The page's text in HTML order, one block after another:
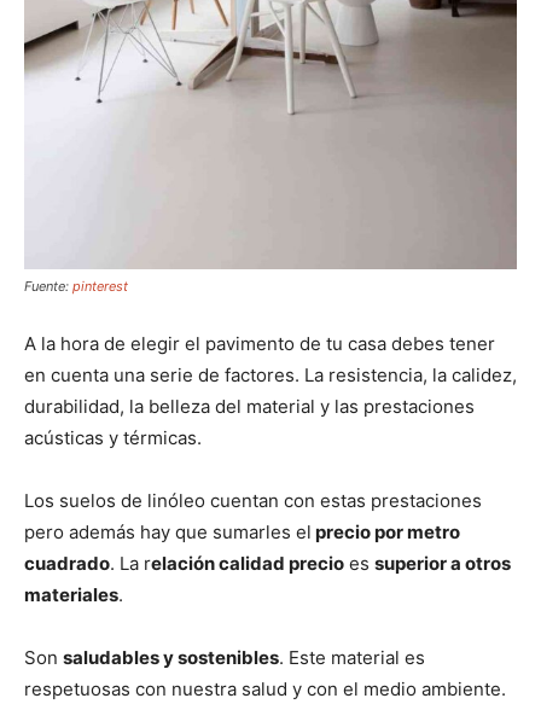
Fuente: pinterest
A la hora de elegir el pavimento de tu casa debes tener
en cuenta una serie de factores. La resistencia, la calidez,
durabilidad, la belleza del material y las prestaciones
acústicas y térmicas.
Los suelos de linóleo cuentan con estas prestaciones
pero además hay que sumarles el precio por metro
cuadrado. La relación calidad precio es superior a otros
materiales.
Son saludables y sostenibles. Este material es
respetuosas con nuestra salud y con el medio ambiente.